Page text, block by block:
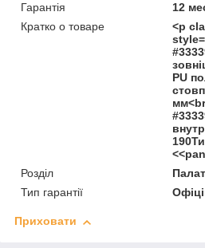
Гарантія
12
Кратко о товаре
<p
PU
Розділ
Тип гарантії
Приховати